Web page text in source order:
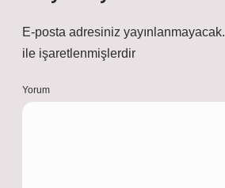
E-posta adresiniz yayınlanmayacak.
ile işaretlenmişlerdir
Yorum